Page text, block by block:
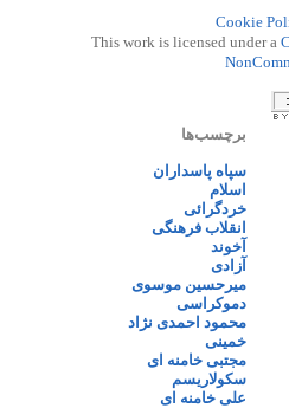
Cookie
This work is licensed under a
برچسب‌ها
سپاه پاسداران
اسلام
خردگرائی
انقلاب فرهنگی
آخوند
آزادی
میرحسین موسوی
دموکراسی
محمود احمدی نژاد
خمینی
مجتبی خامنه ای
سکولاریسم
علی خامنه ای